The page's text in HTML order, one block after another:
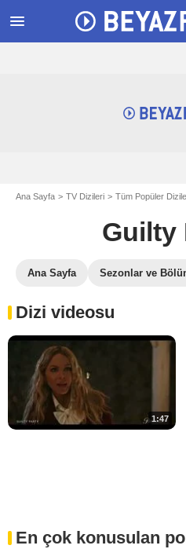
menu
Ana Sayfa TV Dizileri Tüm Popüler
Guilty
Ana Sayfa Sezonlar ve
Dizi videosu
1:47
En çok konusulan